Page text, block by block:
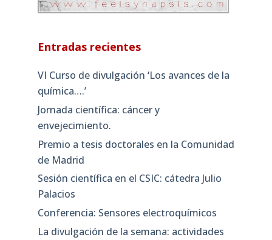
Entradas recientes
VI Curso de divulgación ‘Los avances de la
química….’
Jornada científica: cáncer y
envejecimiento.
Premio a tesis doctorales en la Comunidad
de Madrid
Sesión científica en el CSIC: cátedra Julio
Palacios
Conferencia: Sensores electroquímicos
La divulgación de la semana: actividades